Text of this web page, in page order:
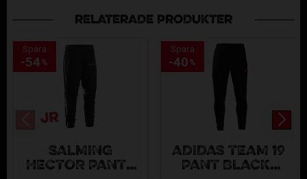
RELATERADE PRODUKTER
SALMING
HECTOR PANTS
Spara
54 %
ADIDAS TEAM 19
PANT BLACK-
Spara
40 %